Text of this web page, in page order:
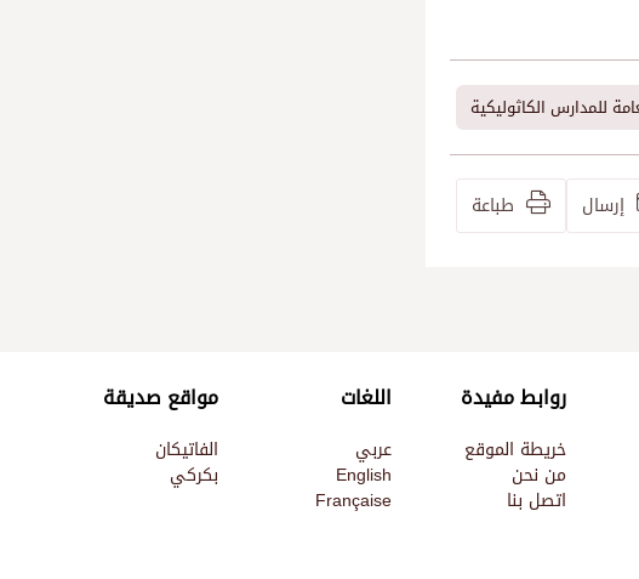
للمدارس الكاثوليكية
إرسال طباعة
روابط مفيدة
خريطة الموقع
من نحن
اتصل بنا
اللغات
عربي
English
Française
مواقع صديقة
الفاتيكان
بكركي